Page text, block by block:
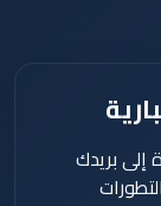
إلى بريدك